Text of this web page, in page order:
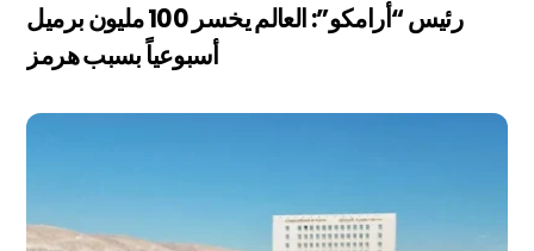
رئيس “أرامكو”: العالم يخسر 100 مليون برميل
أسبوعياً بسبب هرمز